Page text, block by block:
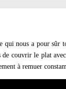
nous a pour sûr
couvrir le plat
à remuer